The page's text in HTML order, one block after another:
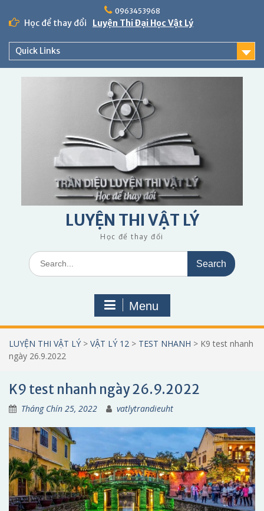
content
0963453968
Học để thay đổi Luyện Thi Đại Học Vật Lý
Quick Links
LUYỆN THI VẬT LÝ
Học để thay đổi
Search
for:
Menu
LUYỆN THI VẬT LÝ > VẬT LÝ 12 > TEST NHANH > K9 test nhanh
ngày 26.9.2022
K9 test nhanh ngày 26.9.2022
Tháng Chín 25, 2022 vatlytrandieuht